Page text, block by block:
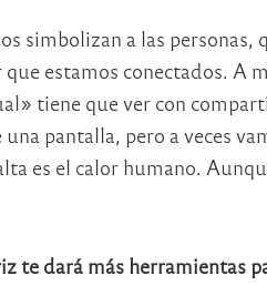
simbolizan a las personas,
estamos conectados. A
tiene que ver con
pantalla, pero a veces
es el calor humano.
te dará más herramientas